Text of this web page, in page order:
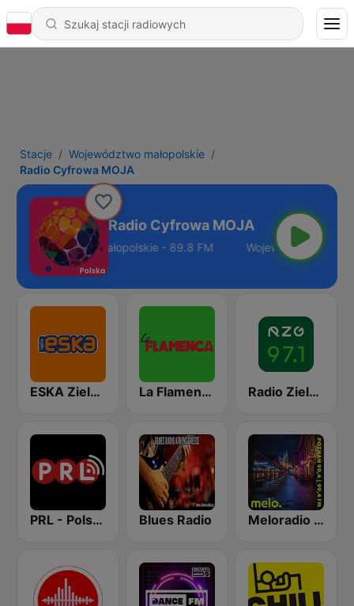
Stacje
Województwo małopolskie
Radio Cyfrowa MOJA
Radio Cyfrowa MOJA
Województwo małopolskie - 89.8 FM
ESKA Zielona Góra La Flamenca Radio Zielona Góra 97.1FM
PRL - Polskie Radio Londyn Blues Radio Meloradio Poznań